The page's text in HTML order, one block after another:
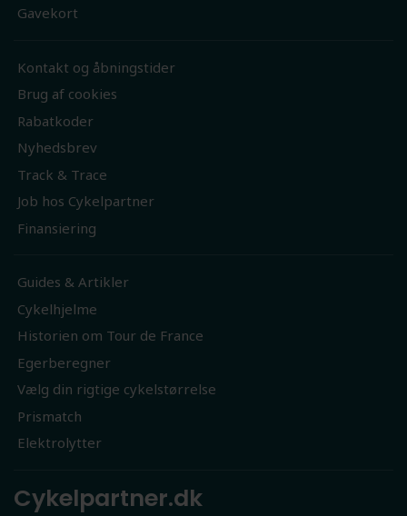
Gavekort
Kontakt og åbningstider
Brug af cookies
Rabatkoder
Nyhedsbrev
Track & Trace
Job hos Cykelpartner
Finansiering
Guides & Artikler
Cykelhjelme
Historien om Tour de France
Egerberegner
Vælg din rigtige cykelstørrelse
Prismatch
Elektrolytter
Cykelpartner.dk